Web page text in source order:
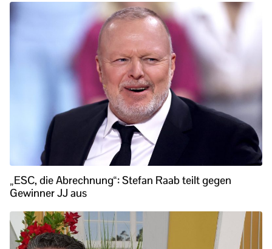
„ESC, die Abrechnung“: Stefan Raab teilt gegen
Gewinner JJ aus